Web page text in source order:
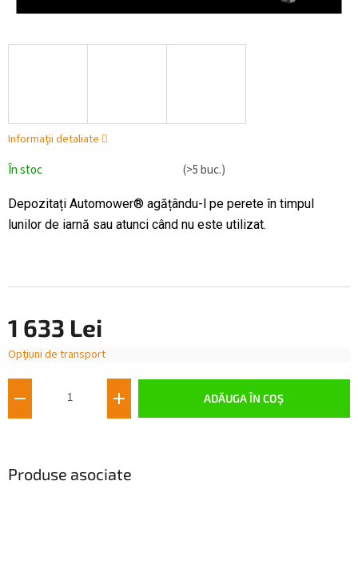
1 633 Lei
Evaluare
În stoc (>5 buc.)
Opțiuni de transport
ADĂUGA ÎN COŞ
Depozitați Automower® agățându-l pe perete în timpul
lunilor de iarnă sau atunci când nu este utilizat.
Informaţii detaliate
Produse asociate